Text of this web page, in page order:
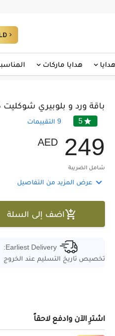
هدايا ماركات
باقة ورد و بلوبيري
5
9 التقييمات
AED 249
شامل الضريبة
 عرض المزيد من التفاصيل
اضف إلى السلة
Earliest Delivery:
تخصيص تاريخ التسليم عند الخروج
اشترِ الآن وادفع لاحقاً